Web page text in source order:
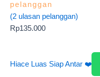
pelanggan
(2 ulasan pelanggan)
Rp135.000
Hiace Luas Siap Antar ❤️